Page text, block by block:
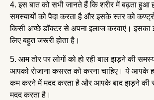
4. इस बात को सभी जानते हैं कि शरीर में बढ़ता हुआ
समस्यायों को पैदा करता है और इसके स्तर को
किसी अच्छे डॉक्टर से अपना इलाज करवाएं। इसका
लिए बहुत जरूरी होता है।
5. आम तोर पर लोगों को हो रही बाल झड़ने की
आपको रोजाना कसरत को करना चाहिए। ये आपके
कम करने में मदद करता है और आपके बाद झड़ने की
मदद करता है।